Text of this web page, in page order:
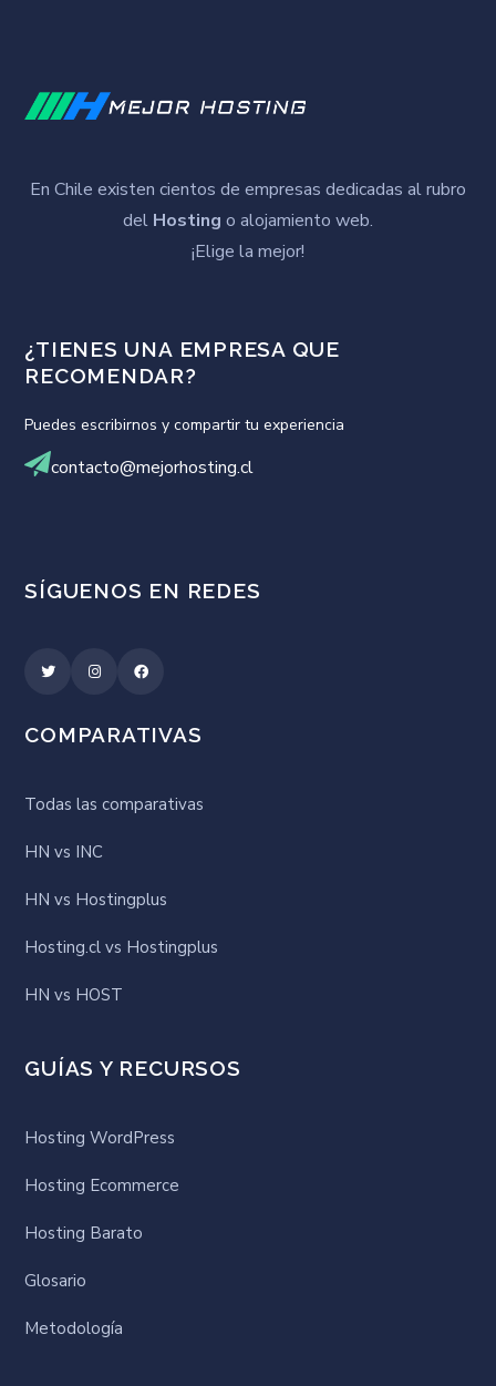
En Chile existen cientos de empresas dedicadas al rubro
del Hosting o alojamiento web.
¡Elige la mejor!
¿TIENES UNA EMPRESA QUE
RECOMENDAR?
Puedes escribirnos y compartir tu experiencia
contacto@mejorhosting.cl
SÍGUENOS EN REDES
COMPARATIVAS
Todas las comparativas
HN vs INC
HN vs Hostingplus
Hosting.cl vs Hostingplus
HN vs HOST
GUÍAS Y RECURSOS
Hosting WordPress
Hosting Ecommerce
Hosting Barato
Glosario
Metodología